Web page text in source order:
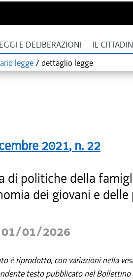
E DELIBERAZIONI IL
legge / dettaglio legge
2021, n. 22
di politiche della
dei giovani e delle
01/01/2026
è riprodotto, con variazioni nella
testo pubblicato nel Bollettino